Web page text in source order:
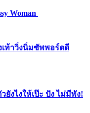
Woman
เท้าวิ่งนิ่มซัพพอร์ตดี
ยังไงให้เป๊ะ ปัง ไม่มีพัง!